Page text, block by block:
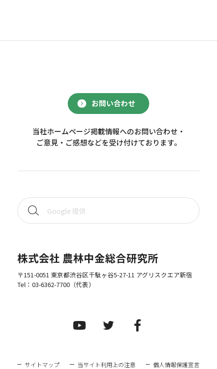
お問い合わせ
当社ホームページ掲載情報へのお問い合わせ・
ご意見・ご感想などを受け付けております。
株式会社 農林中金総合研究所
〒151-0051 東京都渋谷区千駄ヶ谷5-27-11 アグリスクエア新宿
Tel： 03-6362-7700（代表）
サイトマップ 当サイト利用上の注意 個人情報保護宣言